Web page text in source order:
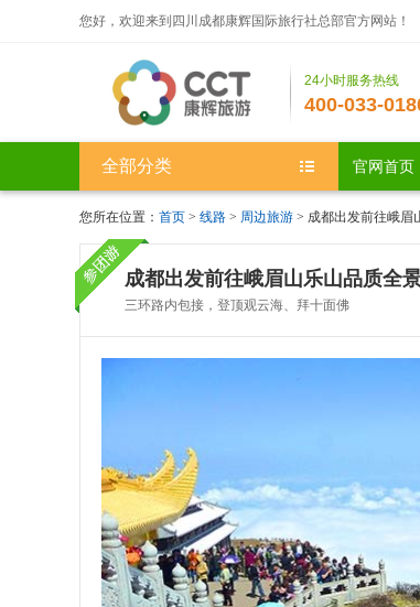
您好，欢迎来到四川成都康辉国际旅行社总部官方网站！
24小时服务热线
400-033-
全部分类 官网首页
您所在位置： 首页 > 线路 > 周边旅游 > 成都出发前往峨眉
成都出发前往峨眉山乐山品质全
三环路内包接，登顶观云海、拜十面佛